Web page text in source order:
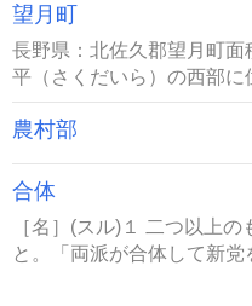
望月町
長野県：北佐久郡望月町面
平（さくだいら）の西部に
農村部
合体
［名］(スル)１ 二つ以上
と。「両派が合体して新党